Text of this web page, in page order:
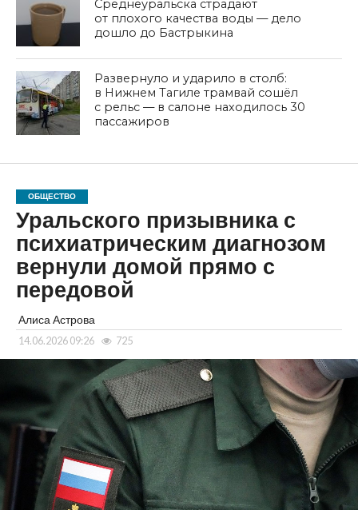
Среднеуральска страдают
от плохого качества воды — дело
дошло до Бастрыкина
Развернуло и ударило в столб:
в Нижнем Тагиле трамвай сошёл
с рельс — в салоне находилось 30
пассажиров
ОБЩЕСТВО
Уральского призывника с
психиатрическим диагнозом
вернули домой прямо с
передовой
Алиса Астрова
14.06.2026 09:26 725